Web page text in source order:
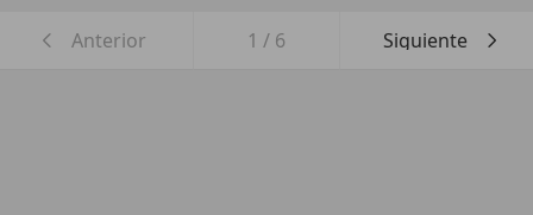
Anterior 1 / 6 Siguiente